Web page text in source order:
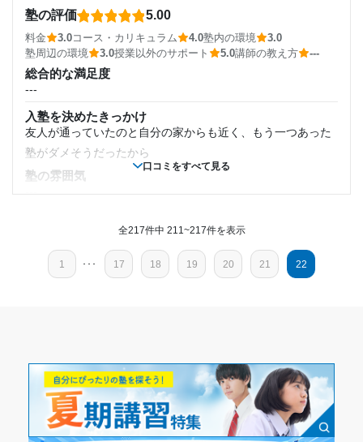
目的の達成理由
湘南ゼミナールに通っていたことで入試で得点するため
のコツを知ることができ、結果的に志望校に合格できた
志望校と合格状況
湘南ゼミナール 総合進学コース 日吉校の口コミをもっと見る
---
1日あたりの授業時間
月額料金
10,000円〜30,000円
目的の達成理由
志望校と合格状況
※料金は口コミされた方が支払った金額の目安です。実際の料金とは異なる可
すぐ下にコンビニがあり、そこの前でタバコを吸う人がいた
授業以外のサポート
(相談・面談、家庭学習のサポート、授業以外のコミュニケーション等)
長く塾にいる子へのえこひいきがあった。今は塾長が変わっ
利用詳細
2017年以前〜2020年3月(2年以上)
小学6年
通塾頻度
口コミをすべて見る
塾の評価 5.00
料金 3.0コース・カリキュラム 4.0塾内の環境
3.0
塾周辺の環境
3.0授業以外のサポート 5.0講師の教え方 ---
総合的な満足度
---
入塾を決めたきっかけ
友人が通っていたのと自分の家からも近く、もう一つあった
塾がダメそうだったから
塾の雰囲気
親が払っていたのでよくわからないが他の塾より少しは高か
ったと思う
コース・カリキュラム
塾内の環境
一度エアコンが壊れて扇風機で授業をしていたことがありそ
れは大変だったが他は文句なし
塾周辺の環境
全217件中 211~217件を表示
1 ･･･ 17 18 19 20 21 22